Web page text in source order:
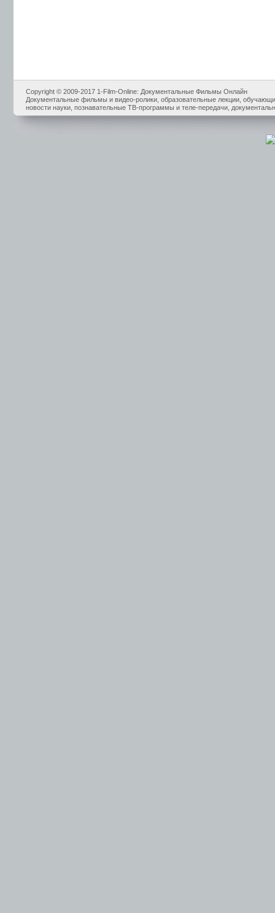
Copyright © 2009-2017 1-Film-Online: Документальные Фильмы Онлайн
Документальные фильмы и видео-ролики, образовательные лекции,
новости науки, познавательные ТВ-программы и теле-передачи,